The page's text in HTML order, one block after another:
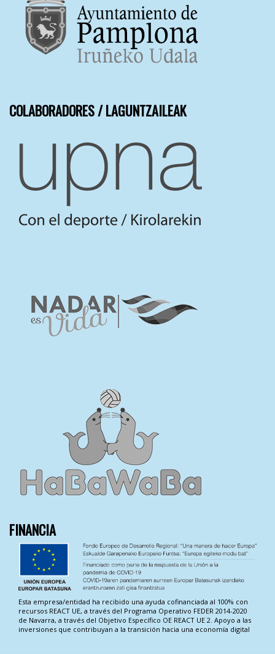
COLABORADORES / LAGUNTZAILEAK
FINANCIA
Esta empresa/entidad ha recibido una ayuda cofinanciada al 100% con
recursos REACT UE, a través del Programa Operativo FEDER 2014-2020
de Navarra, a través del Objetivo Específico OE REACT UE 2. Apoyo a las
inversiones que contribuyan a la transición hacia una economía digital